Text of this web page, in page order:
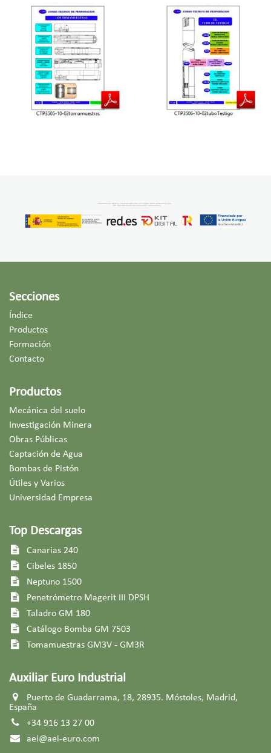
Secciones
Índice
Productos
Formación
Contacto
Productos
Mecánica del suelo
Investigación Minera
Obras Públicas
Captación de Agua
Bombas de Pistón
Útiles y Varios
Universidad Empresa
Top Descargas
Canarias 240
Cibeles 1850
Neptuno 1500
Penetrómetro Magerit III DPSH
Taladro GM 180​
Catálogo Bomba GM 7503​
Tomamuestras GM3V - GM3R
Auxiliar Euro Industrial
Puerto de Guadarrama, 18, 28935. Móstoles, Madrid,
España
+34 916 13 27 00
aei@aei-euro.com